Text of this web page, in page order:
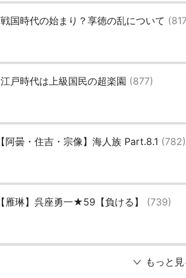
戦国時代の始まり？享徳の乱について
江戸時代は上級国民の超楽園 (877)
【阿曇・住吉・宗像】海人族 Part.8.1 (782)
【雁琳】呉座勇一★59【負ける】 (739)
もっと見